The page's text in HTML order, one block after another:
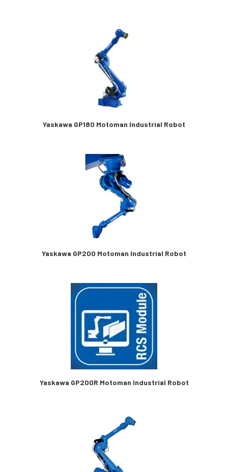
Yaskawa GP180 Motoman Industrial Robot
Yaskawa GP200 Motoman Industrial Robot
Yaskawa GP200R Motoman Industrial Robot